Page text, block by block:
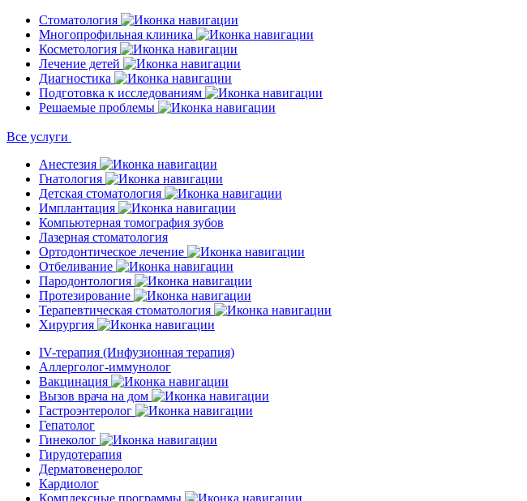
Стоматология
Многопрофильная клиника
Косметология
Лечение детей
Диагностика
Подготовка к исследованиям
Решаемые проблемы
Все услуги
Анестезия
Гнатология
Детская стоматология
Имплантация
Компьютерная томография зубов
Лазерная стоматология
Ортодонтическое лечение
Отбеливание
Пародонтология
Протезирование
Терапевтическая стоматология
Хирургия
IV-терапия (Инфузионная терапия)
Аллерголог-иммунолог
Вакцинация
Вызов врача на дом
Гастроэнтеролог
Гепатолог
Гинеколог
Гирудотерапия
Дерматовенеролог
Кардиолог
Комплексные программы